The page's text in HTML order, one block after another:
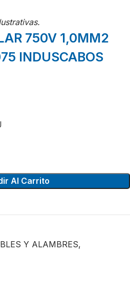
750V 1,0MM2
INDUSCABOS
Al Carrito
Y ALAMBRES,